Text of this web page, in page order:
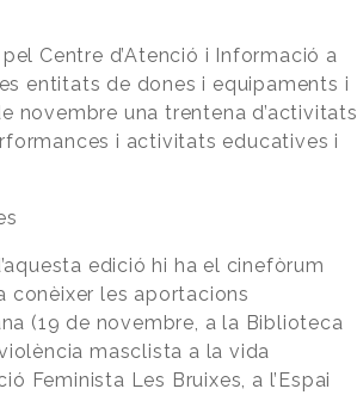
Centre d’Atenció i Informació a
entitats de dones i equipaments i
novembre una trentena d’activitats
i activitats educatives i
edició hi ha el cinefòrum
conèixer les aportacions
(19 de novembre, a la Biblioteca
masclista a la vida
Feminista Les Bruixes, a l’Espai